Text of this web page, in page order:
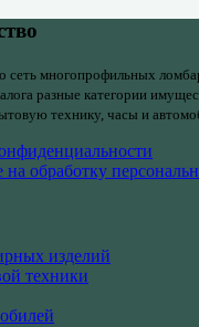
сеть многопрофильных
разные категории
технику, часы и
на обработку
изделий
техники